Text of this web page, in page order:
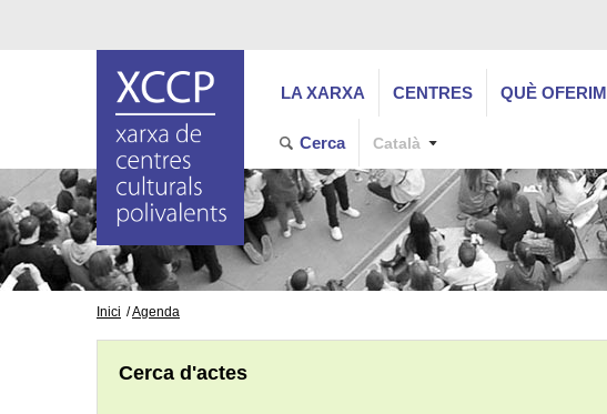
LA XARXA CENTRES QUÈ OFERIM
Cerca Català
Inici Agenda
Cerca d'actes